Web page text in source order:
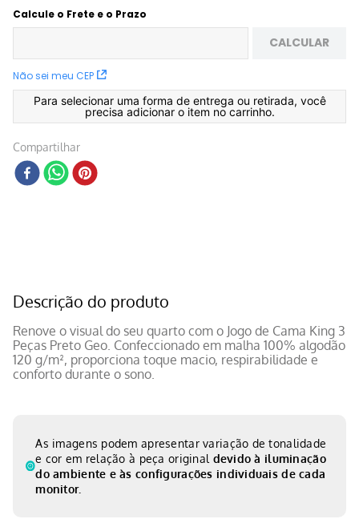
Calcule o Frete e o Prazo
Não sei meu CEP
CALCULAR
Para selecionar uma forma de entrega ou retirada, você
precisa adicionar o item no carrinho.
Compartilhar
Descrição do produto
Renove o visual do seu quarto com o Jogo de Cama King 3
Peças Preto Geo. Confeccionado em malha 100% algodão
120 g/m², proporciona toque macio, respirabilidade e
conforto durante o sono.
As imagens podem apresentar variação de tonalidade
e cor em relação à peça original devido à iluminação
do ambiente e às configurações individuais de cada
monitor.